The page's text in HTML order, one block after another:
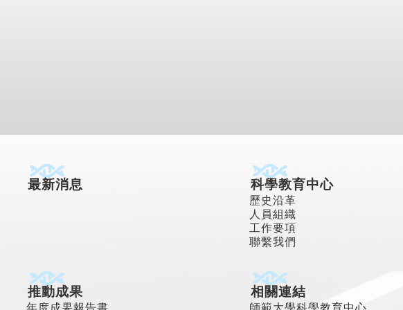
最新消息 科學教育中心
歷史沿革
人員組織
工作要項
聯繫我們
推動成果
年度成果報告書
相關連結
師範大學科學教育中心